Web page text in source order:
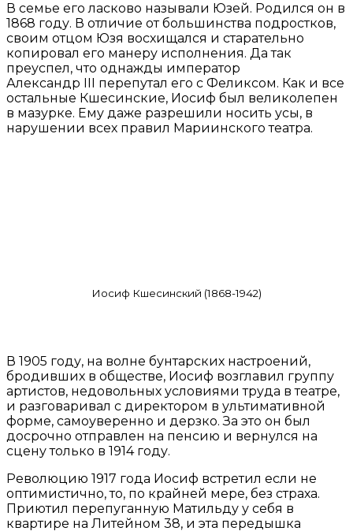
В семье его ласково называли Юзей. Родился он в
1868 году. В отличие от большинства подростков,
своим отцом Юзя восхищался и старательно
копировал его манеру исполнения. Да так
преуспел, что однажды император
Александр III перепутал его с Феликсом. Как и все
остальные Кшесинские, Иосиф был великолепен
в мазурке. Ему даже разрешили носить усы, в
нарушении всех правил Мариинского театра.
Иосиф Кшесинский (1868-1942)
В 1905 году, на волне бунтарских настроений,
бродивших в обществе, Иосиф возглавил группу
артистов, недовольных условиями труда в театре,
и разговаривал с директором в ультимативной
форме, самоуверенно и дерзко. За это он был
досрочно отправлен на пенсию и вернулся на
сцену только в 1914 году.
Революцию 1917 года Иосиф встретил если не
оптимистично, то, по крайней мере, без страха.
Приютил перепуганную Матильду у себя в
квартире на Литейном 38, и эта передышка